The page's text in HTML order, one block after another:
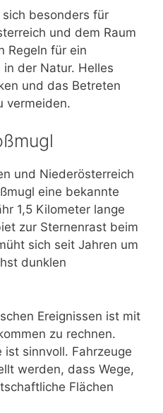
besonders für
und dem Raum
Regeln für ein
der Natur. Helles
und das Betreten
vermeiden.
und Niederösterreich
eine bekannte
1,5 Kilometer lange
zur Sternenrast beim
sich seit Jahren um
dunklen
Ereignissen ist mit
zu rechnen.
ist sinnvoll. Fahrzeuge
werden, dass Wege,
Flächen